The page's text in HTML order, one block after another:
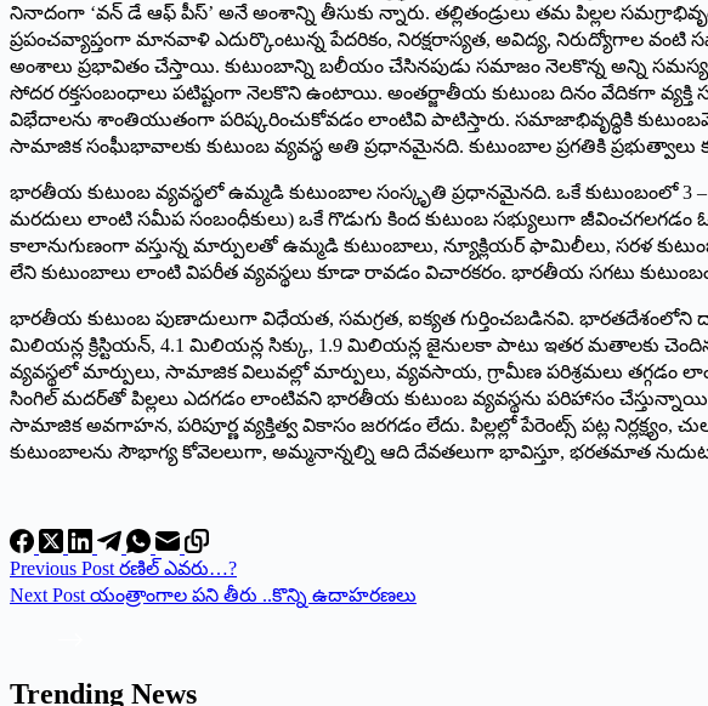
నినాదంగా ‘వన్‌ ‌డే ఆఫ్‌ ‌పీస్‌’ అనే అంశాన్ని తీసుకు న్నారు. తల్లితండ్రులు తమ పిల్లల
ప్రపంచవ్యాప్తంగా మానవాళి ఎదుర్కొంటున్న పేదరికం, నిరక్షరాస్యత, అవిద్య, నిరుద్యోగాల వంటి
అంశాలు ప్రభావితం చేస్తాయి. కుటుంబాన్ని బలీయం చేసినపుడు సమాజం నెలకొన్న అన్ని
సోదర రక్తసంబంధాలు పటిష్టంగా నెలకొని ఉంటాయి. అంతర్జాతీయ కుటుంబ దినం వేదికగా
విభేదాలను శాంతియుతంగా పరిష్కరించుకోవడం లాంటివి పాటిస్తారు. సమాజాభివృద్ధికి కుటుంబమే
సామాజిక సంఘీభావాలకు కుటుంబ వ్యవస్థ అతి ప్రధానమైనది. కుటుంబాల ప్రగతికి
భారతీయ కుటుంబ వ్యవస్థలో ఉమ్మడి కుటుంబాల సంస్కృతి ప్రధానమైనది. ఒకే కుటుంబంలో
మరదులు లాంటి సమీప సంబంధీకులు) ఒకే గొడుగు కింద కుటుంబ సభ్యులుగా
కాలానుగుణంగా వస్తున్న మార్పులతో ఉమ్మడి కుటుంబాలు, న్యూక్లియర్‌ ‌ఫామిలీలు, సరళ
లేని కుటుంబాలు లాంటి విపరీత వ్యవస్థలు కూడా రావడం విచారకరం. భారతీయ సగటు
భారతీయ కుటుంబ పుణాదులుగా విధేయత, సమగ్రత, ఐక్యత గుర్తించబడినవి. భారతదేశంలోని
‌మిలియన్ల క్రిస్టియన్‌, 4.1 ‌మిలియన్ల సిక్కు, 1.9 మిలియన్ల జైనులకా పాటు ఇతర మతాలకు
వ్యవస్థలో మార్పులు, సామాజిక విలువల్లో మార్పులు, వ్యవసాయ, గ్రామీణ పరిశ్రమలు
సింగిల్‌ ‌మదర్‌తో పిల్లలు ఎదగడం లాంటివని భారతీయ కుటుంబ వ్యవస్థను పరిహాసం చేస్తున్నాయి.
సామాజిక అవగాహన, పరిపూర్ణ వ్యక్తిత్వ వికాసం జరగడం లేదు. పిల్లల్లో పేరెంట్స్ ‌పట్ల
కుటుంబాలను సౌభాగ్య కోవెలలుగా, అమ్మనాన్నల్ని ఆది దేవతలుగా భావిస్తూ, భరతమాత నుదుట
Previous Post రణిల్‌ ఎవరు…?
Next Post యంత్రాంగాల పని తీరు ..కొన్ని ఉదాహరణలు
Trending News